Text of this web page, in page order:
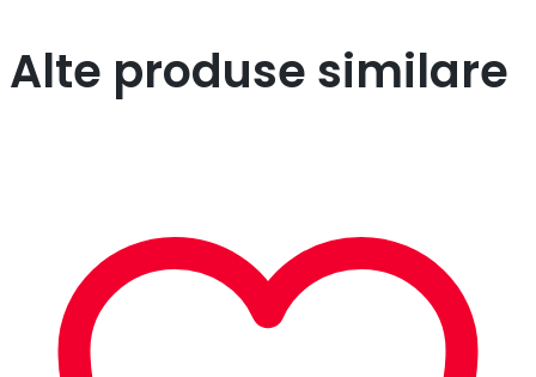
Alte produse similare